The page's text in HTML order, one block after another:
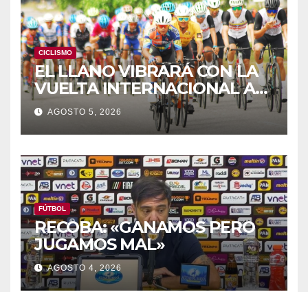
CICLISMO
EL LLANO VIBRARÁ CON LA
VUELTA INTERNACIONAL A
ZAMORA
AGOSTO 5, 2026
FÚTBOL
RECOBA: «GANAMOS PERO
JUGAMOS MAL»
AGOSTO 4, 2026